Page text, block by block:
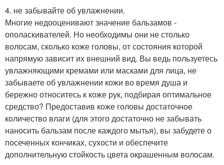
4. не забывайте об увлажнении.
Многие недооценивают значение бальзамов -
ополаскивателей. Но необходимы они не столько
волосам, сколько коже головы, от состояния которой
напрямую зависит их внешний вид. Вы ведь пользуетесь
увлажняющими кремами или масками для лица, не
забываете об увлажнении кожи во время душа и
бережно относитесь к коже рук, подбирая оптимальное
средство? Предоставив коже головы достаточное
количество влаги (для этого достаточно не забывать
наносить бальзам после каждого мытья), вы забудете о
посеченных кончиках, сухости и обеспечите
дополнительную стойкость цвета окрашенным волосам.